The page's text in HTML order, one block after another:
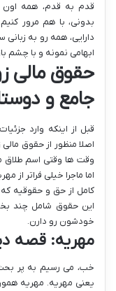
قدم به قدم، همه اون
بدونی، با هم مرور
دارایی، همه رو به
ابهامی نمونه و با چشم
حقوق مالی
جامع و
قبل از اینکه وارد
اصلا منظور از حقوق
وقت ها وقتی اسم طلاق
اما ماجرا خیلی فراتر
کامل از حق و حقوقیه که
این حقوق شامل چند
خودشون رو دارن.
مهریه: قصه
خب، می رسیم به پر
یعنی مهریه. مهریه